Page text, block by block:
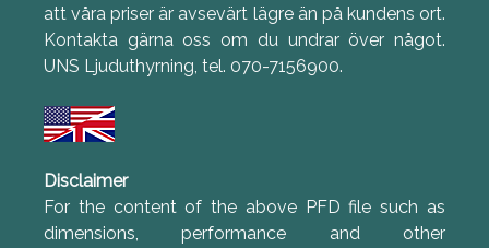
att våra priser är avsevärt lägre än på kundens ort.
Kontakta gärna oss om du undrar över något.
UNS Ljuduthyrning, tel. 070-7156900.
Disclaimer
For the content of the above PFD file such as
dimensions, performance and other